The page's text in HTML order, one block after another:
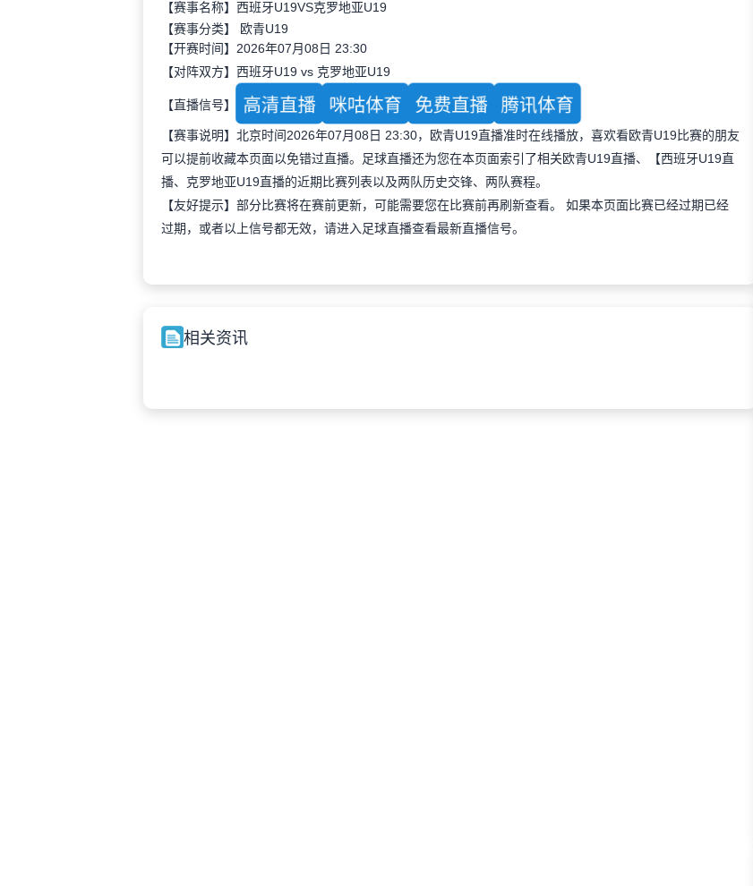
【赛事名称】西班牙U19VS克罗地亚U19
【赛事分类】
欧青U19
【开赛时间】2026年07月08日 23:30
【对阵双方】西班牙U19 vs 克罗地亚U19
【直播信号】 高清直播 咪咕体育 免费直播 腾讯体育
【赛事说明】北京时间2026年07月08日 23:30，欧青U19直播准时在线播放，喜欢看欧青U19比赛的朋友
可以提前收藏本页面以免错过直播。足球直播还为您在本页面索引了相关欧青U19直播、【西班牙U19直
播、克罗地亚U19直播的近期比赛列表以及两队历史交锋、两队赛程。
【友好提示】部分比赛将在赛前更新，可能需要您在比赛前再刷新查看。 如果本页面比赛已经过期已经
过期，或者以上信号都无效，请进入足球直播查看最新直播信号。
相关资讯